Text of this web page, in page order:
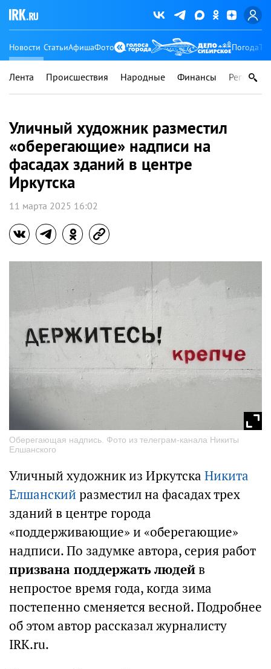
Новости СтатьиАфишаФото Погода
Лента Происшествия Народные Финансы Регионы
Уличный художник разместил
«оберегающие» надписи на
фасадах зданий в центре
Иркутска
11 марта 2025 16:02
Оберегающая надпись. Фото из телеграм-канала Никиты
Елшанского
Уличный художник из Иркутска Никита
Елшанский разместил на фасадах трех
зданий в центре города
«поддерживающие» и «оберегающие»
надписи. По задумке автора, серия работ
призвана поддержать людейв
непростое время года, когда зима
постепенно сменяется весной. Подробнее
об этом автор рассказал журналисту
IRK.ru.